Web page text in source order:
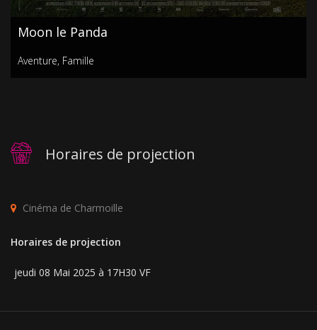
Moon le Panda
Aventure, Famille
Horaires de projection
Cinéma de Charmoille
Horaires de projection
jeudi 08 Mai 2025 à 17H30 VF